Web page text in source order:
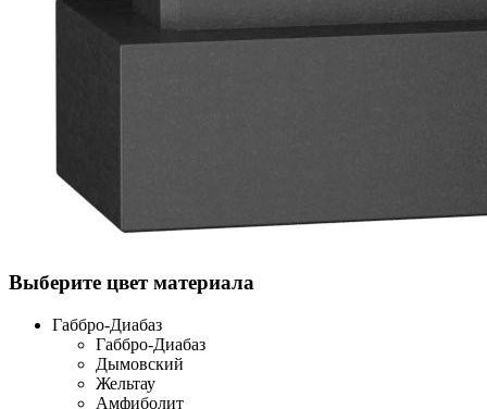
Выберите цвет материала
Габбро-Диабаз
Габбро-Диабаз
Дымовский
Жельтау
Амфиболит